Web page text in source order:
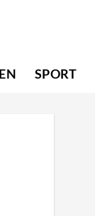
SPORT